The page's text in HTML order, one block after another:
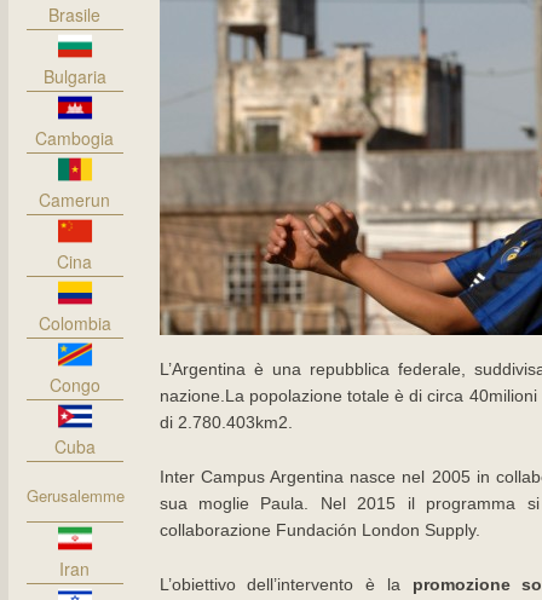
Brasile
Bulgaria
Cambogia
Camerun
Cina
Colombia
Congo
Cuba
Gerusalemme
Iran
L’Argentina è una repubblica federale,
nazione.La popolazione totale è di circa
di 2.780.403km2.
Inter Campus Argentina nasce nel 2005 in
sua moglie Paula. Nel 2015 il programma
collaborazione Fundación London Supply.
L’obiettivo dell’intervento è la promozione